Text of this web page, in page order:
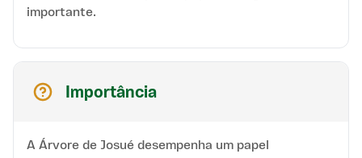
importante.
Importância
A Árvore de Josué desempenha um papel